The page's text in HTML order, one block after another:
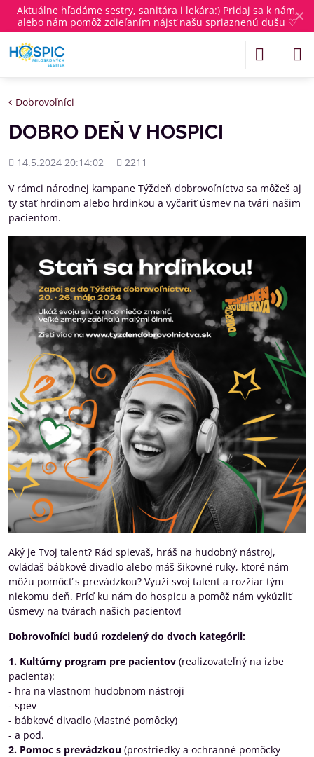
✕
Aktuálne hľadáme sestry, sanitára i lekára:) Pridaj sa k nám,
alebo nám pomôž zdieľaním nájsť našu spriaznenú dušu ♡
Dobrovoľníci
DOBRO DEŇ V HOSPICI
Pridané
14.5.2024 20:14:02
Počet
2211
V rámci národnej kampane Týždeň dobrovoľníctva sa môžeš aj
ty stať hrdinom alebo hrdinkou a vyčariť úsmev na tvári našim
pacientom.
Aký je Tvoj talent? Rád spievaš, hráš na hudobný nástroj,
ovládaš bábkové divadlo alebo máš šikovné ruky, ktoré nám
môžu pomôcť s prevádzkou? Využi svoj talent a rozžiar tým
niekomu deň. Príď ku nám do hospicu a pomôž nám vykúzliť
úsmevy na tvárach našich pacientov!
Dobrovoľníci budú rozdelený do dvoch kategórii:
1. Kultúrny program pre pacientov (realizovateľný na izbe
pacienta):
- hra na vlastnom hudobnom nástroji
- spev
- bábkové divadlo (vlastné pomôcky)
- a pod.
2. Pomoc s prevádzkou (prostriedky a ochranné pomôcky